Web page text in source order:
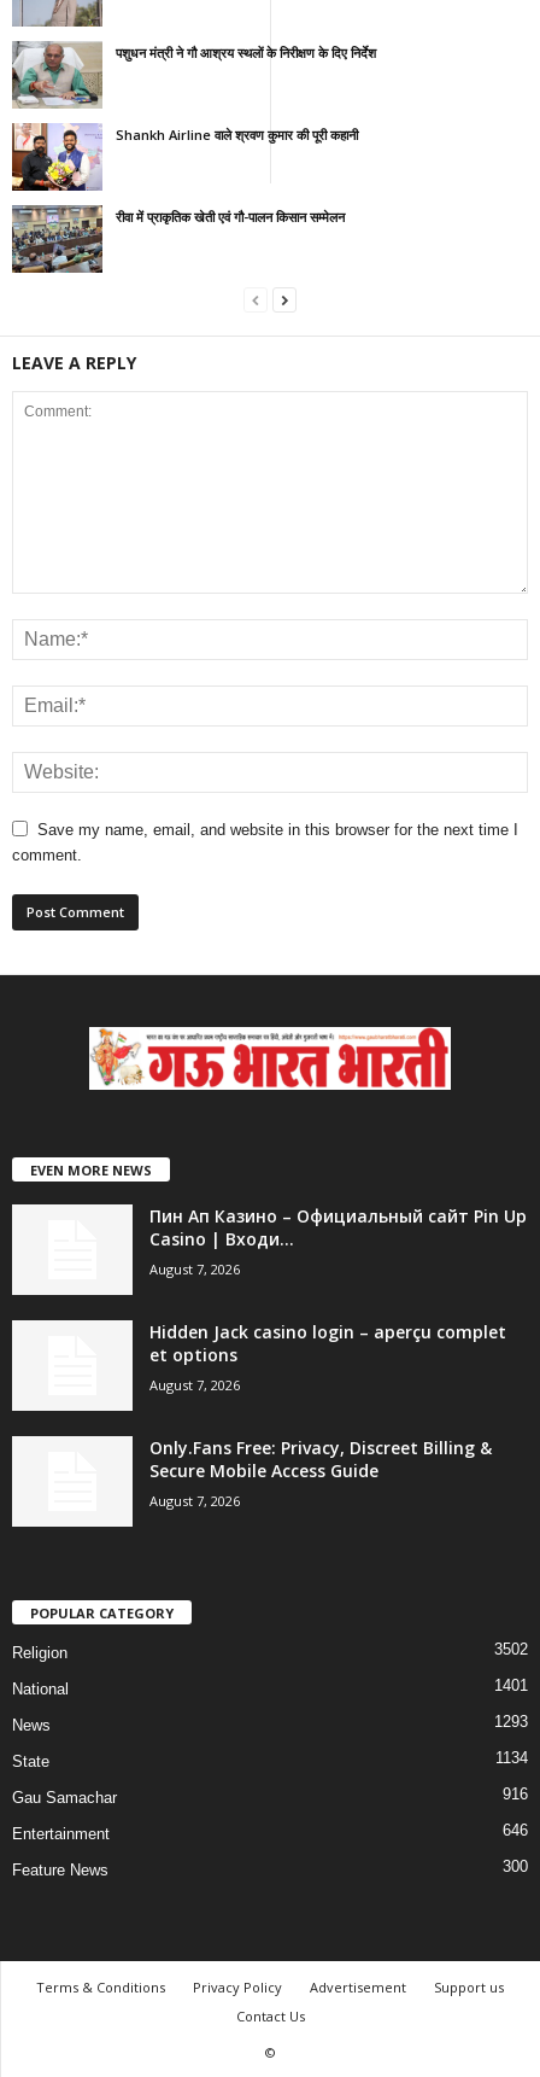
पशुधन मंत्री ने गौ आश्रय स्थलों के निरीक्षण के दिए निर्देश
Shankh Airline वाले श्रवण कुमार की पूरी कहानी
रीवा में प्राकृतिक खेती एवं गौ-पालन किसान सम्मेलन
LEAVE A REPLY
Save my name, email, and website in this browser for the next time I
comment.
EVEN MORE NEWS
Пин Ап Казино – Официальный сайт Pin Up
Casino | Входи...
August 7, 2026
Hidden Jack casino login – aperçu complet
et options
August 7, 2026
Only.Fans Free: Privacy, Discreet Billing &
Secure Mobile Access Guide
August 7, 2026
POPULAR CATEGORY
Religion 3502
National 1401
News 1293
State 1134
Gau Samachar 916
Entertainment 646
Feature News 300
Terms & Conditions Privacy Policy Advertisement
Support us
Contact Us
©